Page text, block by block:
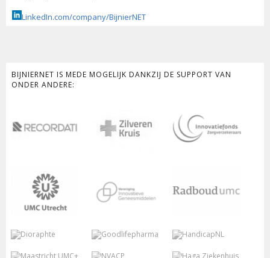
LinkedIn.com/company/BijnierNET
BIJNIERNET IS MEDE MOGELIJK DANKZIJ DE SUPPORT VAN
ONDER ANDERE: